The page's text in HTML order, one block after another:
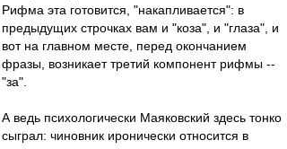
Рифма эта готовится, "накапливается": в
предыдущих строчках вам и "коза", и "глаза", и
вот на главном месте, перед окончанием
фразы, возникает третий компонент рифмы --
"за".
А ведь психологически Маяковский здесь тонко
сыграл: чиновник иронически относится в